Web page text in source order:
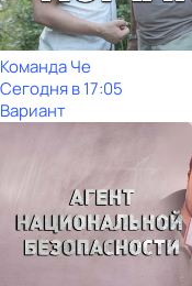
Команда Че
Сегодня в 17:05
Вариант